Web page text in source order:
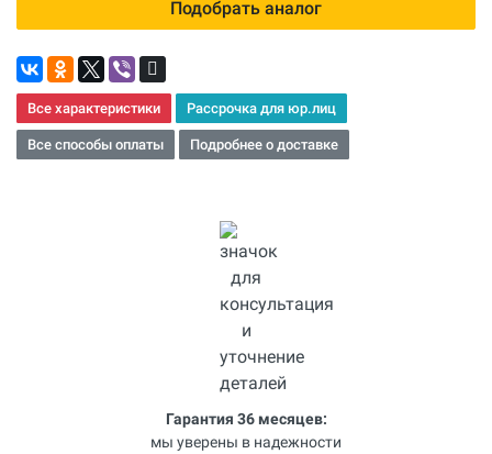
Подобрать аналог
Все характеристики Рассрочка для юр.лиц
Все способы оплаты Подробнее о доставке
Гарантия 36 месяцев:
мы уверены в надежности